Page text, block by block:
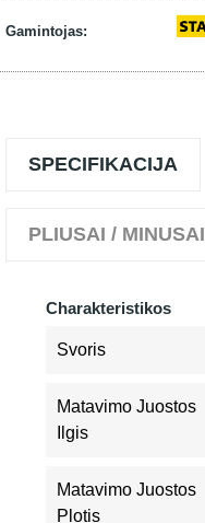
Gamintojas:
SPECIFIKACIJA
PLIUSAI / MINUSAI
Charakteristikos
Svoris
Matavimo Juostos
Ilgis
Matavimo Juostos
Plotis